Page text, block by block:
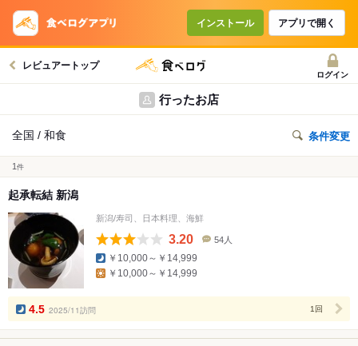
インストール アプリで開く
レビュアートップ
ログイン
行ったお店
全国 / 和食 条件変更
1 件
起承転結 新潟
新潟/寿司、日本料理、海鮮
3.20
数
54人
￥10,000～￥14,999
￥10,000～￥14,999
4.5 2025/11訪問 1回